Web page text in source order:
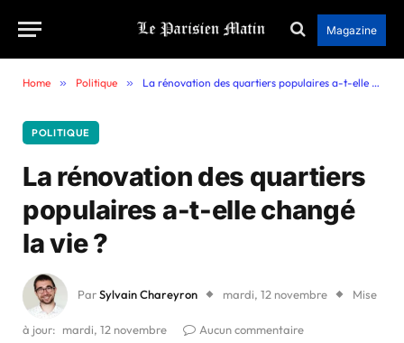
Magazine
Home » Politique » La rénovation des quartiers populaires a-t-elle changé la vie ?
POLITIQUE
La rénovation des quartiers
populaires a-t-elle changé
la vie ?
ParSylvain Chareyron mardi, 12 novembre Mise
à jour: mardi, 12 novembre
Aucun commentaire